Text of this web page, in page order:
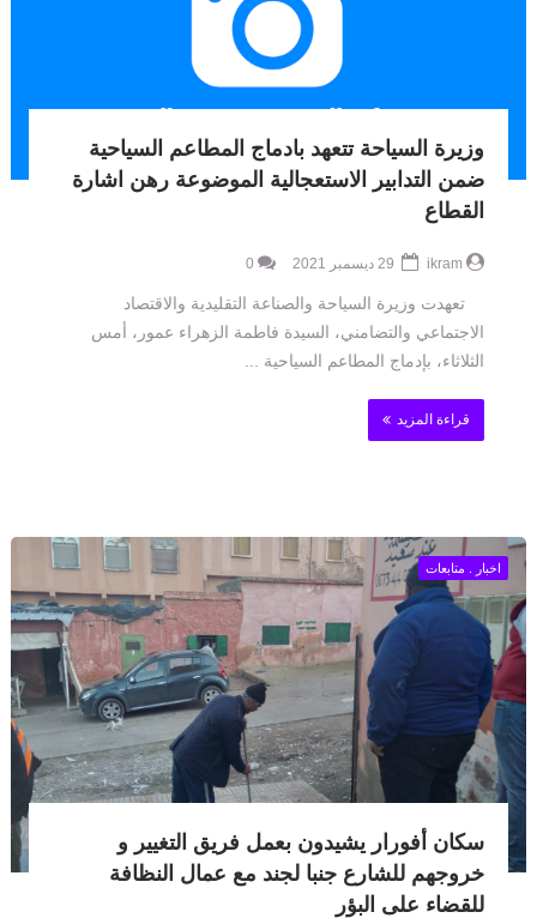
وزيرة السياحة تتعهد بادماج المطاعم السياحية
ضمن التدابير الاستعجالية الموضوعة رهن اشارة
القطاع
ikram
0
تعهدت وزيرة السياحة والصناعة التقليدية والاقتصاد
الاجتماعي والتضامني، السيدة فاطمة الزهراء عمور، أمس
الثلاثاء، بإدماج المطاعم السياحية ...
قراءة المزيد
اخبار . متابعات
سكان أفورار يشيدون بعمل فريق التغيير و
خروجهم للشارع جنبا لجند مع عمال النظافة
للقضاء على البؤر